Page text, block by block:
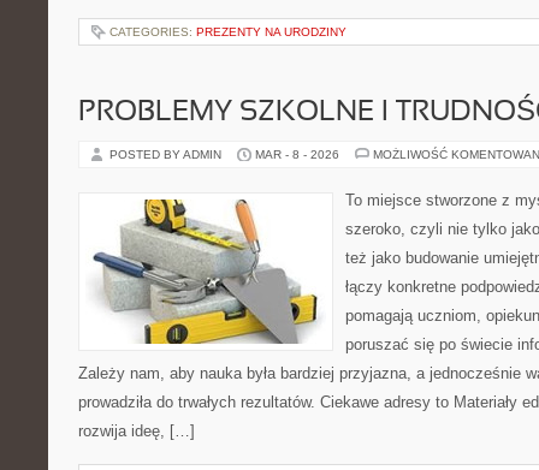
CATEGORIES: PREZENTY NA URODZINY
PROBLEMY SZKOLNE I
POSTED BY ADMIN MAR - 8 - 2026 MOŻLIWOŚĆ
To miejsce stworzone z
szeroko, czyli nie tylko
też jako budowanie
łączy konkretne
pomagają uczniom,
poruszać się po świecie
Zależy nam, aby nauka była bardziej przyjazna, a jednocześnie
prowadziła do trwałych rezultatów. Ciekawe adresy to Materiały
rozwija ideę, […]